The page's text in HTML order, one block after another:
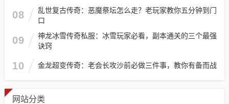
08
乱世复古传奇：恶魔祭坛怎么走？老玩家教你五分钟到门
口
09
神龙冰雪传奇私服：冰雪玩家必看，副本通关的三个最强
诀窍
10 金龙超变传奇：老会长攻沙前必做三件事，教你有备而战
网站分类